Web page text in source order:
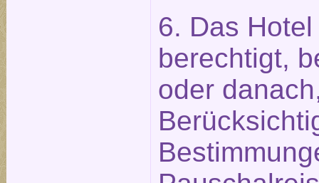
6. Das
berechtigt,
oder